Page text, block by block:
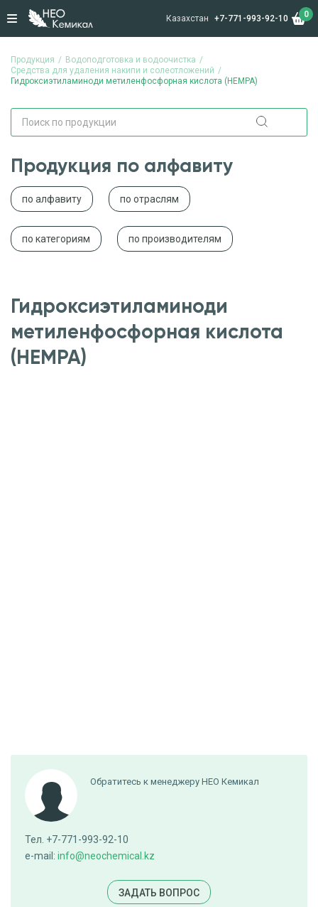
Казахстан +7-771-993-92-10 0
Продукция
Водоподготовка и водоочистка
Средства для удаления накипи и солеотложений
Гидроксиэтиламиноди метиленфосфорная кислота (HEMPA)
Продукция по алфавиту
по алфавиту по отраслям
по категориям по производителям
Гидроксиэтиламиноди
метиленфосфорная кислота
(HEMPA)
Обратитесь к менеджеру НЕО Кемикал
Тел. +7-771-993-92-10
e-mail: info@neochemical.kz
ЗАДАТЬ ВОПРОС